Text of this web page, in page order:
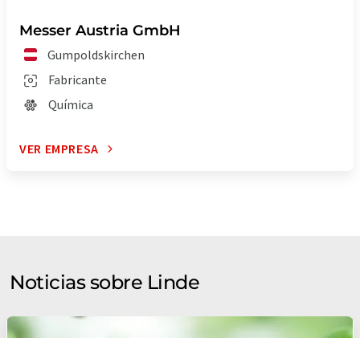
Messer Austria GmbH
Gumpoldskirchen
Fabricante
Química
VER EMPRESA
Noticias sobre Linde